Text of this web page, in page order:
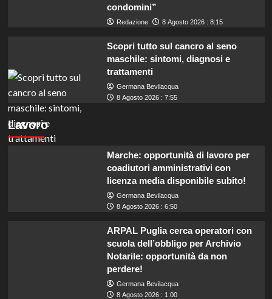
condomini”
Redazione 8 Agosto 2026 : 8:15
Scopri tutto sul cancro al seno
maschile: sintomi, diagnosi e
trattamenti
Germana Bevilacqua
8 Agosto 2026 : 7:55
Lavoro
Marche: opportunità di lavoro per
coadiutori amministrativi con
licenza media disponibile subito!
Germana Bevilacqua
8 Agosto 2026 : 6:50
ARPAL Puglia cerca operatori con
scuola dell’obbligo per Archivio
Notarile: opportunità da non
perdere!
Germana Bevilacqua
8 Agosto 2026 : 1:00